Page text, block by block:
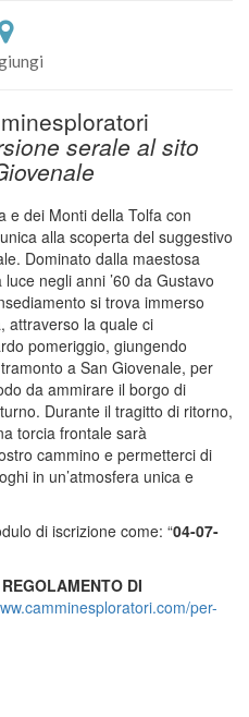
serale al sito
e dei Monti della Tolfa con
alla scoperta del suggestivo
Dominato dalla maestosa
negli anni ’60 da Gustavo
si trova immerso
attraverso la quale ci
pomeriggio, giungendo
a San Giovenale, per
da ammirare il borgo di
Durante il tragitto di ritorno,
torcia frontale sarà
cammino e permetterci di
in un’atmosfera unica e
di iscrizione come: “04-07-
DI
per-